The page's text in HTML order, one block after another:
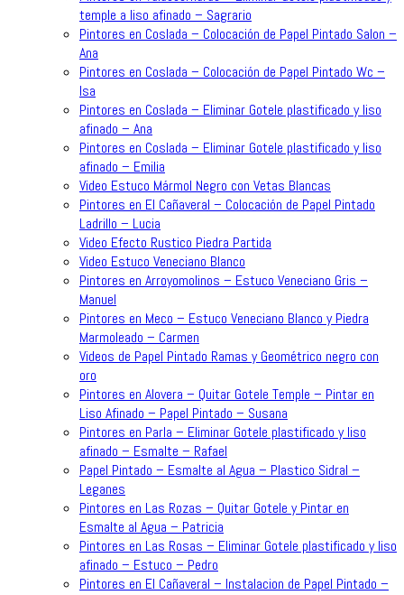
temple a liso afinado – Sagrario
Pintores en Coslada – Colocación de Papel Pintado Salon –
Ana
Pintores en Coslada – Colocación de Papel Pintado Wc –
Isa
Pintores en Coslada – Eliminar Gotele plastificado y liso
afinado – Ana
Pintores en Coslada – Eliminar Gotele plastificado y liso
afinado – Emilia
Video Estuco Mármol Negro con Vetas Blancas
Pintores en El Cañaveral – Colocación de Papel Pintado
Ladrillo – Lucia
Video Efecto Rustico Piedra Partida
Video Estuco Veneciano Blanco
Pintores en Arroyomolinos – Estuco Veneciano Gris –
Manuel
Pintores en Meco – Estuco Veneciano Blanco y Piedra
Marmoleado – Carmen
Videos de Papel Pintado Ramas y Geométrico negro con
oro
Pintores en Alovera – Quitar Gotele Temple – Pintar en
Liso Afinado – Papel Pintado – Susana
Pintores en Parla – Eliminar Gotele plastificado y liso
afinado – Esmalte – Rafael
Papel Pintado – Esmalte al Agua – Plastico Sidral –
Leganes
Pintores en Las Rozas – Quitar Gotele y Pintar en
Esmalte al Agua – Patricia
Pintores en Las Rosas – Eliminar Gotele plastificado y liso
afinado – Estuco – Pedro
Pintores en El Cañaveral – Instalacion de Papel Pintado –